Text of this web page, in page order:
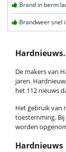
Brand in berm
De makers van
jaren.
het 112 nieuws
Het gebruik van
toestemming.
worden
Hardnieuws